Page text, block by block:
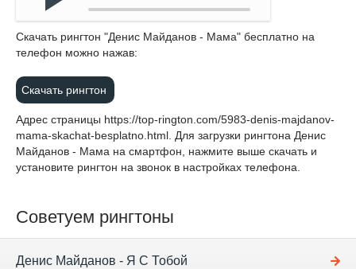
Cкачать рингтон "Денис Майданов - Мама" бесплатно на
телефон можно нажав:
Скачать рингтон
Адрес страницы https://top-rington.com/5983-denis-majdanov-
mama-skachat-besplatno.html . Для загрузки рингтона Денис
Майданов - Мама на смартфон, нажмите выше скачать и
установите рингтон на звонок в настройках телефона.
Советуем рингтоны
Денис Майданов - Я С Тобой